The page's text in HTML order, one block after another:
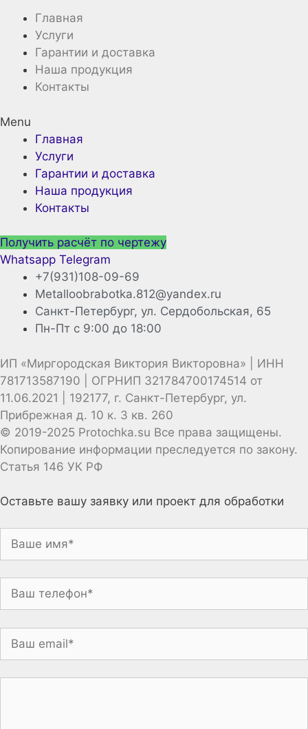
Главная
Услуги
Гарантии и доставка
Наша продукция
Контакты
Menu
Главная
Услуги
Гарантии и доставка
Наша продукция
Контакты
Получить расчёт по чертежу
Whatsapp Telegram
+7(931)108-09-69
Metalloobrabotka.812@yandex.ru
Санкт-Петербург, ул. Сердобольская, 65
Пн-Пт с 9:00 до 18:00
ИП «Миргородская Виктория Викторовна» | ИНН
781713587190 | ОГРНИП 321784700174514 от
11.06.2021 | 192177, г. Санкт-Петербург, ул.
Прибрежная д. 10 к. 3 кв. 260
© 2019-2025 Protochka.su Все права защищены.
Копирование информации преследуется по закону.
Статья 146 УК РФ
Оставьте вашу заявку или проект для обработки